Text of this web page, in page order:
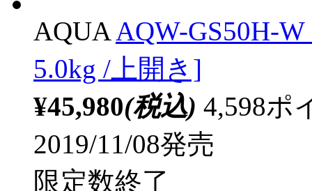
AQUA AQW-GS50H-
5.0kg /上開き]
¥45,980(税込) 4,598ポ
2019/11/08発売
限定数終了